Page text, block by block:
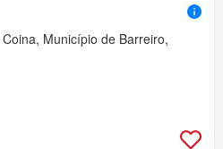
Município de Barreiro,